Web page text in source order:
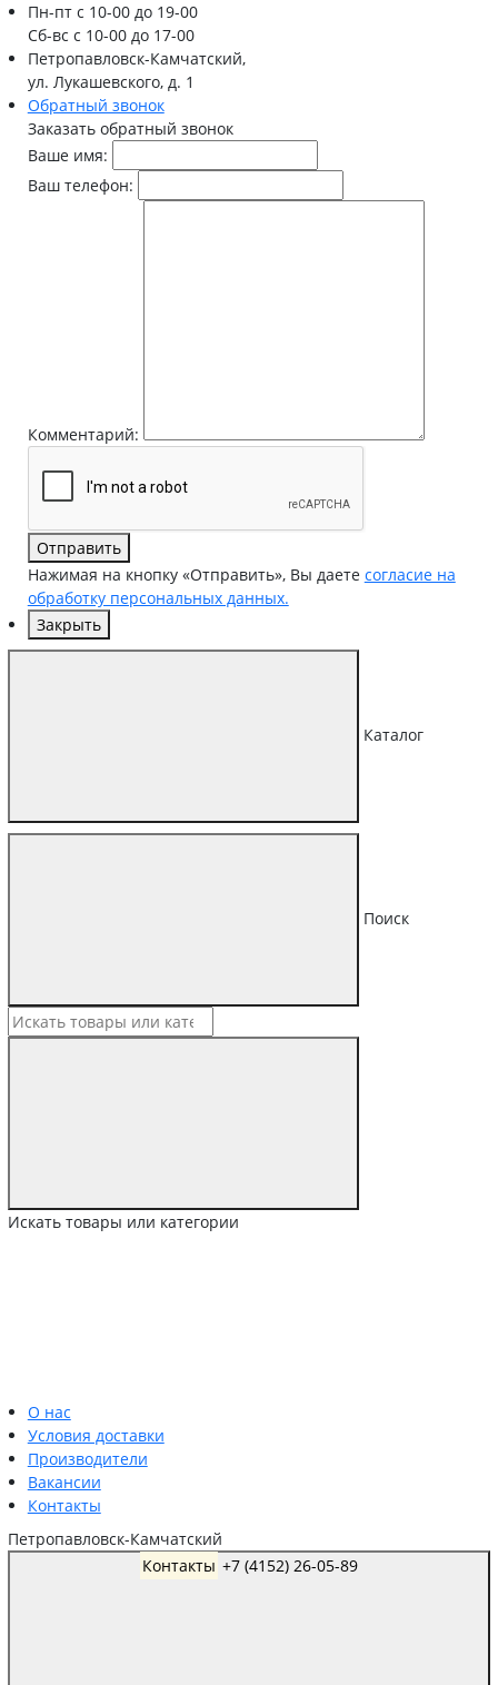
Пн-птс 10-00 до 19-00
Сб-вс с 10-00 до 17-00
Петропавловск-Камчатский,
ул. Лукашевского, д. 1
Обратный звонок
Заказать обратный звонок
Ваше имя:
Ваш телефон:
Комментарий:
Отправить
Нажимая на кнопку «Отправить», Вы даете согласие на
обработку персональных данных.
Закрыть
Каталог
Поиск
Искать товары или категории
О нас
Условия доставки
Производители
Вакансии
Контакты
Петропавловск-Камчатский
Контакты